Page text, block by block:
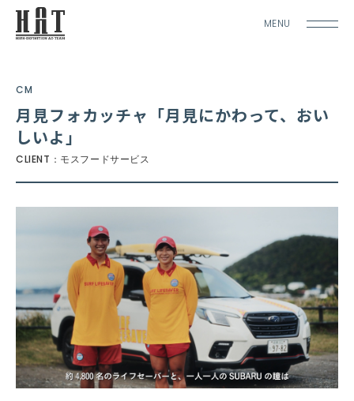
MENU
CM
月見フォカッチャ「月見にかわって、おい
しいよ」
CLIENT：モスフードサービス